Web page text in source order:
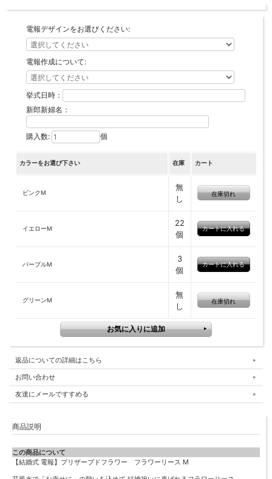
電報デザインをお選びください:
電報作成について:
挙式日時：
新郎新婦名：
購入数: 個
カラーをお選び下さい 在庫 カート
ピンクM
無
し
在庫切れ
イエローM
22
個
パープルM
3
個
グリーンM
無
し
在庫切れ
返品についての詳細はこちら
お問い合わせ
友達にメールですすめる
商品説明
この商品について
【結婚式 電報】プリザーブドフラワー フラワーリース M